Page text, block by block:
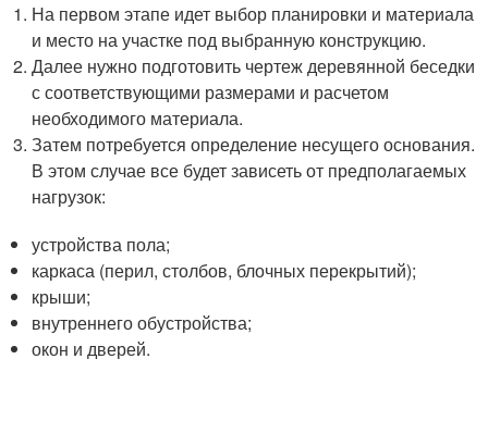
На первом этапе идет выбор планировки и материала
и место на участке под выбранную конструкцию.
Далее нужно подготовить чертеж деревянной беседки
с соответствующими размерами и расчетом
необходимого материала.
Затем потребуется определение несущего основания.
В этом случае все будет зависеть от предполагаемых
нагрузок:
устройства пола;
каркаса (перил, столбов, блочных перекрытий);
крыши;
внутреннего обустройства;
окон и дверей.